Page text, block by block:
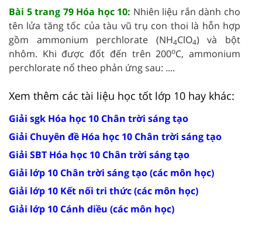
Bài 5 trang 79 Hóa học 10: Nhiên liệu rắn dành cho
tên lửa tăng tốc của tàu vũ trụ con thoi là hỗn hợp
gồm ammonium perchlorate (NH4ClO4) và bột
nhôm. Khi được đốt đến trên 200oC, ammonium
perchlorate nổ theo phản ứng sau: ....
Xem thêm các tài liệu học tốt lớp 10 hay khác:
Giải sgk Hóa học 10 Chân trời sáng tạo
Giải Chuyên đề Hóa học 10 Chân trời sáng tạo
Giải SBT Hóa học 10 Chân trời sáng tạo
Giải lớp 10 Chân trời sáng tạo (các môn học)
Giải lớp 10 Kết nối tri thức (các môn học)
Giải lớp 10 Cánh diều (các môn học)